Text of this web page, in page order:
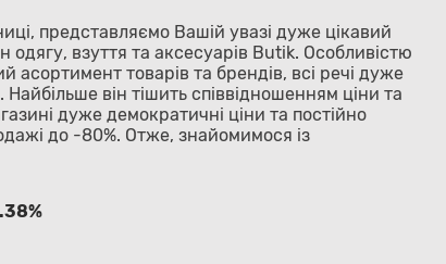
представляємо Вашій увазі дуже цікавий
одягу, взуття та аксесуарів Butik. Особливістю
асортимент товарів та брендів, всі речі дуже
Найбільше він тішить співвідношенням ціни та
дуже демократичні ціни та постійно
до -80%. Отже, знайомимося із